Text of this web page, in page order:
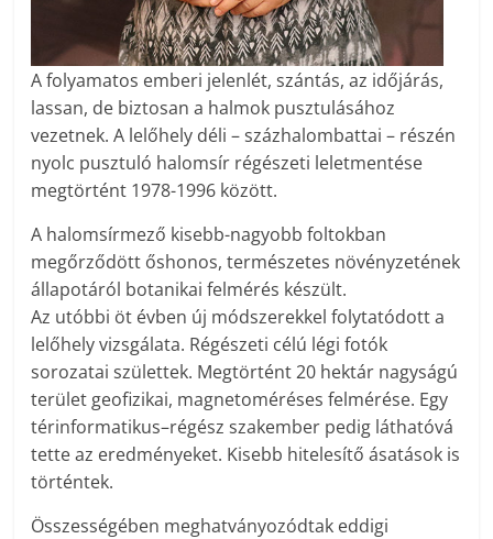
A folyamatos emberi jelenlét, szántás, az időjárás,
lassan, de biztosan a halmok pusztulásához
vezetnek. A lelőhely déli – százhalombattai – részén
nyolc pusztuló halomsír régészeti leletmentése
megtörtént 1978-1996 között.
A halomsírmező kisebb-nagyobb foltokban
megőrződött őshonos, természetes növényzetének
állapotáról botanikai felmérés készült.
Az utóbbi öt évben új módszerekkel folytatódott a
lelőhely vizsgálata. Régészeti célú légi fotók
sorozatai születtek. Megtörtént 20 hektár nagyságú
terület geofizikai, magnetoméréses felmérése. Egy
térinformatikus–régész szakember pedig láthatóvá
tette az eredményeket. Kisebb hitelesítő ásatások is
történtek.
Összességében meghatványozódtak eddigi